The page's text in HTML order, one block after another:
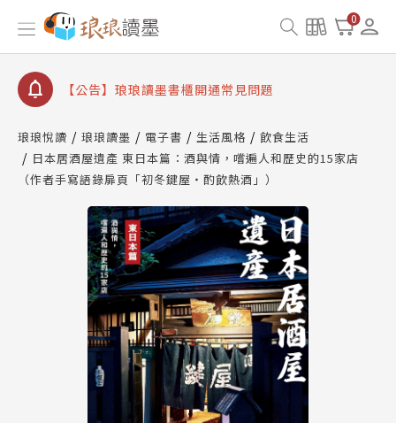
0
【公告】因 Readmoo 讀墨系統維護中，本站同步暫
停部分閱讀服務
【公告】琅琅讀墨數位閱讀資產合併與書櫃開通申請
【公告】琅琅讀墨書櫃開通常見問題
請圖文教學
【公告】琅琅書店服務升級重要說明及資產合併結果
查詢
【公告】因 Readmoo 讀墨系統維護中，本站同步暫
停部分閱讀服務
琅琅悅讀 琅琅讀墨 電子書 生活風格
飲食生活
日本居酒屋遺產 東日本篇：酒與情，嚐遍人和歷史的15家店
（作者手寫語錄扉頁「初冬鍵屋‧酌飲熱酒」）